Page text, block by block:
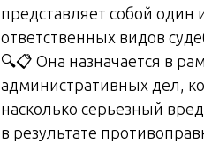
представляет собой один
ответственных видов
🔍📋 Она назначается в
административных дел,
насколько серьезный
в результате